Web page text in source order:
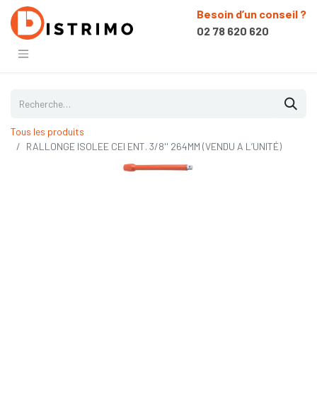
Besoin d’un conseil ?
02 78 620 620
Tous les produits
RALLONGE ISOLEE CEI ENT. 3/8'' 264MM (VENDU A L’UNITÉ)